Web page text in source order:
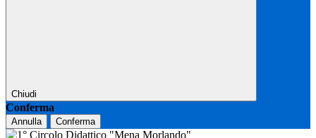
Chiudi
Conferma
Annulla Conferma